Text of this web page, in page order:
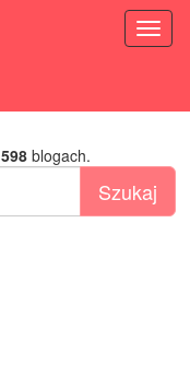
598blogach.